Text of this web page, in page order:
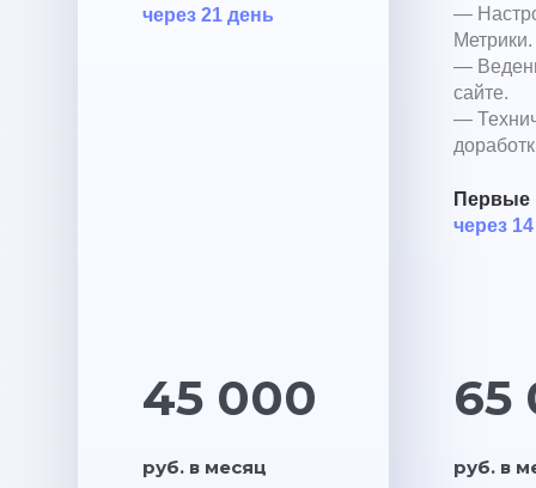
через 21 день
45 000
руб. в месяц
—
Метрики.
—
сайте.
—
Первые
через
65
руб. в